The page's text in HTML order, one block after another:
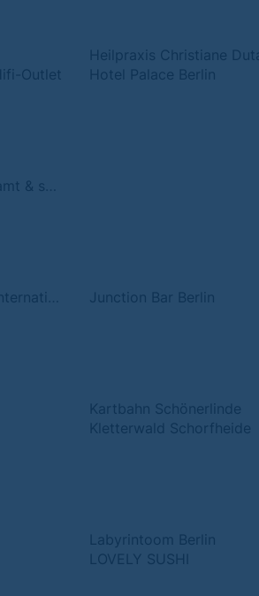
Outlet
Hotel Palace Berlin
Junction Bar Berlin
Kartbahn Schönerlinde
Kletterwald Schorfheide
Labyrintoom Berlin
LOVELY SUSHI